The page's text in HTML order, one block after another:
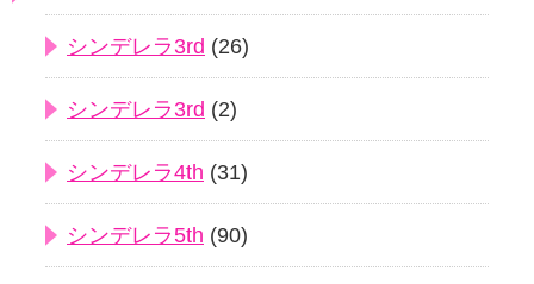
シンデレラ3rd (26)
シンデレラ3rd (2)
シンデレラ4th (31)
シンデレラ5th (90)